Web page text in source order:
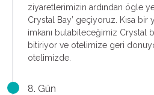
ziyaretlerimizin ardından ögle
Crystal Bay’ geçiyoruz. Kısa
imkanı bulabileceğimiz Crystal
bitiriyor ve otelimize geri
otelimizde.
8. Gün